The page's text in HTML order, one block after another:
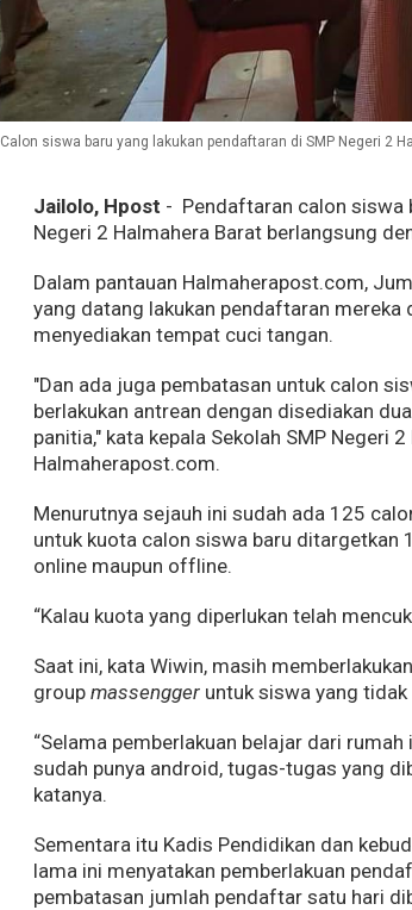
Calon siswa baru yang lakukan pendaftaran di SMP Negeri 2
Jailolo, Hpost - Pendaftaran calon siswa
Negeri 2 Halmahera Barat berlangsung
Dalam pantauan Halmaherapost.com,
yang datang lakukan pendaftaran
menyediakan tempat cuci tangan.
"Dan ada juga pembatasan untuk calon
berlakukan antrean dengan disediakan
panitia," kata kepala Sekolah SMP Negeri
Halmaherapost.com.
Menurutnya sejauh ini sudah ada 125
untuk kuota calon siswa baru
online maupun offline.
“Kalau kuota yang diperlukan telah
Saat ini, kata Wiwin, masih
groupmassengger untuk siswa yang
“Selama pemberlakuan belajar dari
sudah punya android, tugas-tugas yang
katanya.
Sementara itu Kadis Pendidikan dan
lama ini menyatakan pemberlakuan
pembatasan jumlah pendaftar satu hari